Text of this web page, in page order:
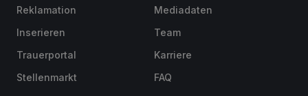
Reklamation
Inserieren
Trauerportal
Stellenmarkt
Mediadaten
Team
Karriere
FAQ